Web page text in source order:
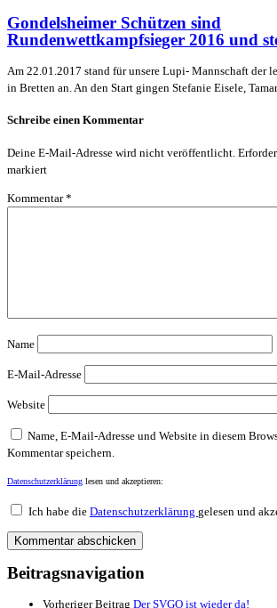
Gondelsheimer Schützen sind
Rundenwettkampfsieger 2016 und
Am 22.01.2017 stand für unsere Lupi- Mannschaft der
in Bretten an. An den Start gingen Stefanie Eisele,
Schreibe einen Kommentar
Deine E-Mail-Adresse wird nicht veröffentlicht.
markiert
Kommentar*
Name
E-Mail-Adresse
Website
Name, E-Mail-Adresse und Website in diesem
Kommentar speichern.
Datenschutzerklärung lesen und akzeptieren:
Ich habe die Datenschutzerklärung gelesen und
Beitragsnavigation
Vorheriger Beitrag Der SVGO ist wieder da!